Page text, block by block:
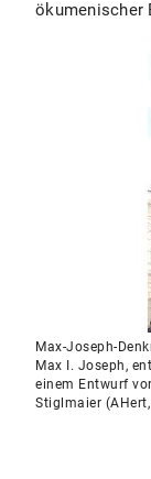
ökumenischer
Max-Joseph-
Max I. Joseph,
einem Entwurf
Stiglmaier (AHert,